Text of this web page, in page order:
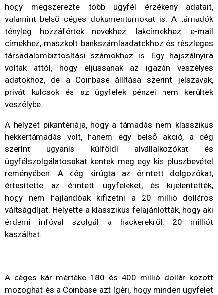
hogy megszerezte több ügyfél érzékeny adatait,
valamint belső céges dokumentumokat is. A támadók
tényleg hozzáfértek nevekhez, lakcímekhez, e-mail
címekhez, maszkolt bankszámlaadatokhoz és részleges
társadalombiztosítási számokhoz is. Egy hajszálnyira
voltak attól, hogy eljussanak az igazánveszélyes
adatokhoz, de a Coinbase állítása szerint jelszavak,
privát kulcsok és az ügyfelek pénzei nem kerültek
veszélybe.
A helyzet pikantériája, hogy a támadás nem klasszikus
hekkertámadás volt, hanem egy belső akció, a cég
szerint ugyanis
külföldi alvállalkozókat és
ügyfélszolgálatosokat kentek meg egy kis pluszbevétel
reményében.A cég kirúgta az érintett dolgozókat,
értesítette az érintett ügyfeleket, és kijelentették,
hogy
nem hajlandóak kifizetni a 20 millió dolláros
váltságdíjat. Helyette a klasszikus felajánlották, hogy aki
érdemi infóvalszolgál a hackerekről, 20 milliót
kaszálhat.
A céges kár mértéke 180 és400 millió dollár között
mozoghat és a Coinbase azt ígéri, hogy minden ügyfelet